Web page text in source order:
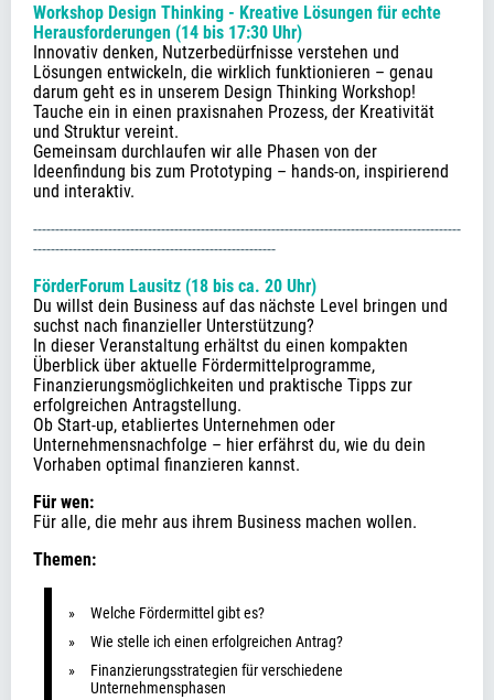
Workshop Design Thinking - Kreative Lösungen für echte
Herausforderungen (14 bis 17:30 Uhr)
Innovativ denken, Nutzerbedürfnisse verstehen und
Lösungen entwickeln, die wirklich funktionieren – genau
darum geht es in unserem Design Thinking Workshop!
Tauche ein in einen praxisnahen Prozess, der Kreativität
und Struktur vereint.
Gemeinsam durchlaufen wir alle Phasen von der
Ideenfindung bis zum Prototyping – hands-on, inspirierend
und interaktiv.
-------------------------------------------------------------------------------------------------
-------------------------------------------------------
FörderForum Lausitz (18 bis ca. 20 Uhr)
Du willst dein Business auf das nächste Level bringen und
suchst nach finanzieller Unterstützung?
In dieser Veranstaltung erhältst du einen kompakten
Überblick über aktuelle Fördermittelprogramme,
Finanzierungsmöglichkeiten und praktische Tipps zur
erfolgreichen Antragstellung.
Ob Start-up, etabliertes Unternehmen oder
Unternehmensnachfolge – hier erfährst du, wie du dein
Vorhaben optimal finanzieren kannst.
Für wen:
Für alle, die mehr aus ihrem Business machen wollen.
Themen:
Welche Fördermittel gibt es?
Wie stelle ich einen erfolgreichen Antrag?
Finanzierungsstrategien für verschiedene
Unternehmensphasen